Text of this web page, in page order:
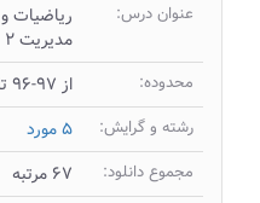
عنوان درس:
ریاضیات
مدیریت ۲
محدوده: از ۹۷-۹۶ تا ۱۴۰۲-۱۴۰۱
رشته و گرایش: ۵ مورد
مجموع دانلود: ۶۷ مرتبه